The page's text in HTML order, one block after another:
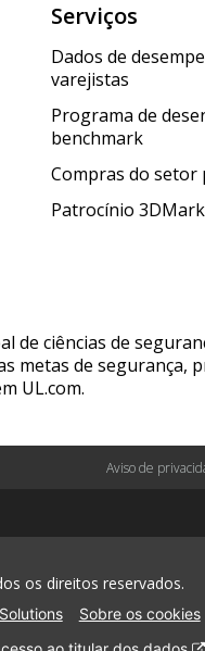
Serviços
Dados de
varejistas
Programa de
benchmark
Compras do setor
Patrocínio 3DMark
de ciências de
metas de segurança,
UL.com.
Aviso de
os direitos reservados.
Sobre os cookies